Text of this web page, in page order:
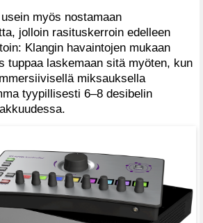
myös nostamaan
jolloin rasituskerroin edelleen
Klangin havaintojen mukaan
tuppaa laskemaan sitä myöten, kun
miksauksella
tyypillisesti 6–8 desibelin